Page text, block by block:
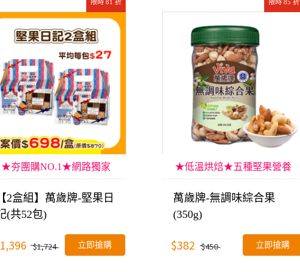
限時 81 折
★夯團購NO.1★網路獨家
2盒組】萬歲牌-堅果日
(共52包)
$1,724 立即搶購
限時 85 折
★低溫烘焙★五種堅果營養
萬歲牌-無調味綜合果
(350g)
$382 $450 立即搶購